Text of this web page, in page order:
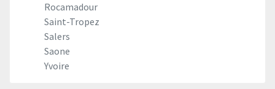
Rocamadour
Saint-Tropez
Salers
Saone
Yvoire